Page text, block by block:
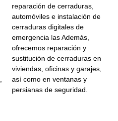
reparación de cerraduras,
automóviles e instalación de
cerraduras digitales de
emergencia las Además,
ofrecemos reparación y
sustitución de cerraduras en
viviendas, oficinas y garajes,
así como en ventanas y
persianas de seguridad.